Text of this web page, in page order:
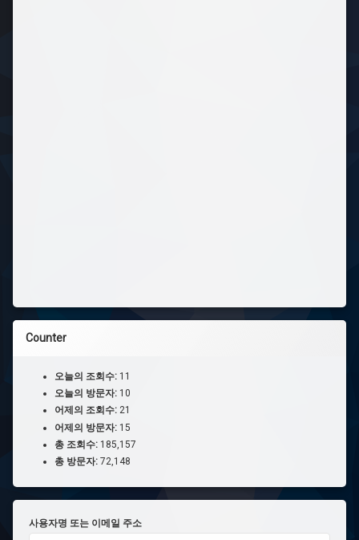
Counter
오늘의 조회수: 11
오늘의 방문자: 10
어제의 조회수: 21
어제의 방문자: 15
총 조회수: 185,157
총 방문자: 72,148
사용자명 또는 이메일 주소